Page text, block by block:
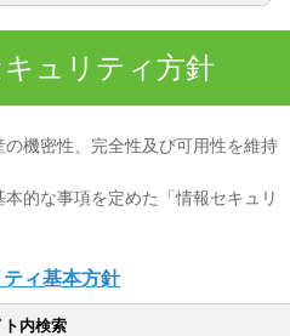
ュリティ方針
機密性、完全性及び可用性を維持
的な事項を定めた「情報セキュリ
ティ基本方針
ト内検索